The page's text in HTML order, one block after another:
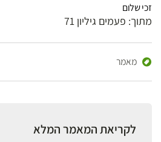
זכי שלום
מתוך: פעמים גיליון 71
מאמר
לקריאת המאמר המלא